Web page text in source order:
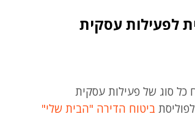
לפעילות עסקית
כל סוג של פעילות עסקית
ביטוח הדירה "הבית שלי"